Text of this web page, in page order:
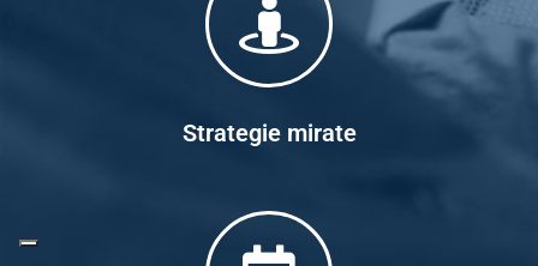
Strategie mirate